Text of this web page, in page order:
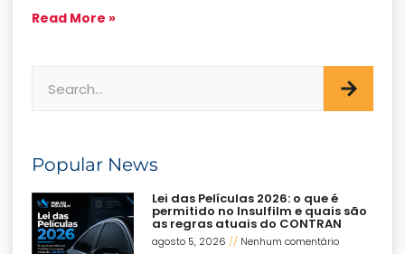
Read More »
Popular News
Lei das Películas 2026: o que é
permitido no Insulfilm e quais são
as regras atuais do CONTRAN
agosto 5, 2026 Nenhum comentário